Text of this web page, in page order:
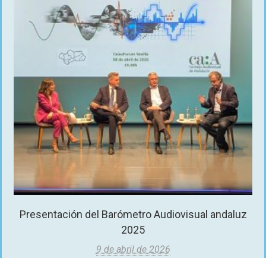
Presentación del Barómetro Audiovisual andaluz
2025
9 de abril de 2026